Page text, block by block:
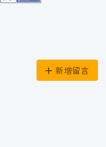
新增留言